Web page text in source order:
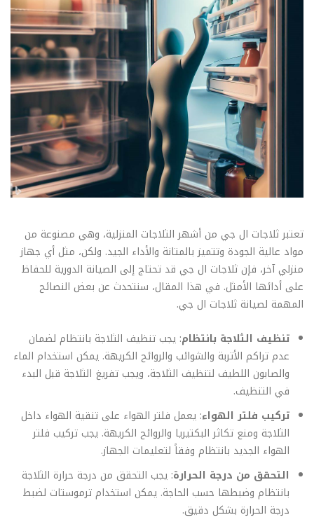
تعتبر ثلاجات ال جي من أشهر الثلاجات المنزلية، وهي مصنوعة من
مواد عالية الجودة وتتميز بالمتانة والأداء الجيد. ولكن، مثل أي جهاز
منزلي آخر، فإن ثلاجات ال جي قد تحتاج إلى الصيانة الدورية للحفاظ
على أدائها الأمثل. في هذا المقال، سنتحدث عن بعض النصائح
المهمة لصيانة ثلاجات ال جي.
تنظيف الثلاجة بانتظام: يجب تنظيف الثلاجة بانتظام لضمان
عدم تراكم الأتربة والشوائب والروائح الكريهة. يمكن استخدام الماء
والصابون اللطيف لتنظيف الثلاجة، ويجب تفريغ الثلاجة قبل البدء
في التنظيف.
تركيب فلتر الهواء: يعمل فلتر الهواء على تنقية الهواء داخل
الثلاجة ومنع تكاثر البكتيريا والروائح الكريهة. يجب تركيب فلتر
الهواء الجديد بانتظام وفقاً لتعليمات الجهاز.
التحقق من درجة الحرارة: يجب التحقق من درجة حرارة الثلاجة
بانتظام وضبطها حسب الحاجة. يمكن استخدام ترموستات لضبط
درجة الحرارة بشكل دقيق.